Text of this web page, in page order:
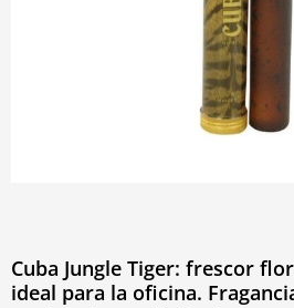
Cuba Jungle Tiger: frescor
ideal para la oficina.